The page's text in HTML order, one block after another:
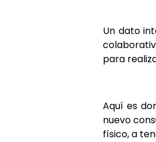
Un dato
para
Aquí es
nuevo
físico, a